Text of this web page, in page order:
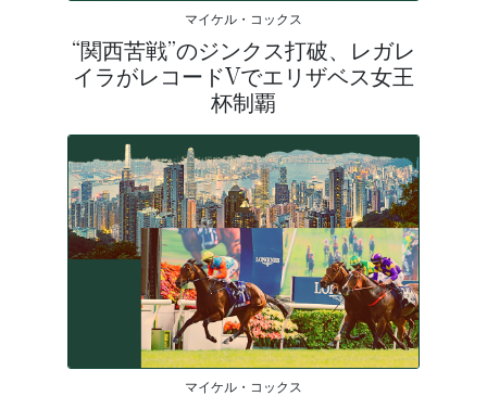
マイケル・コックス
“関西苦戦”のジンクス打破、レガレ
イラがレコードVでエリザベス女王
杯制覇
マイケル・コックス